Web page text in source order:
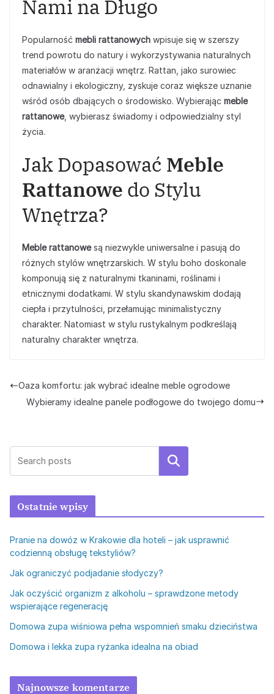
Nami na Długo
Popularność mebli rattanowych wpisuje się w szerszy
trend powrotu do natury i wykorzystywania naturalnych
materiałów w aranżacji wnętrz. Rattan, jako surowiec
odnawialny i ekologiczny, zyskuje coraz większe uznanie
wśród osób dbających o środowisko. Wybierając meble
rattanowe, wybierasz świadomy i odpowiedzialny styl
życia.
Jak Dopasować Meble
Rattanowe do Stylu
Wnętrza?
Meble rattanowesą niezwykle uniwersalne i pasują do
różnych stylów wnętrzarskich. W stylu boho doskonale
komponują się z naturalnymi tkaninami, roślinami i
etnicznymi dodatkami. W stylu skandynawskim dodają
ciepła i przytulności, przełamując minimalistyczny
charakter. Natomiast w stylu rustykalnym podkreślają
naturalny charakter wnętrza.
Oaza komfortu: jak wybrać idealne meble ogrodowe
Wybieramy idealne panele podłogowe do twojego domu
Szukaj
Ostatnie wpisy
Pranie na dowóz w Krakowie dla hoteli – jak usprawnić
codzienną obsługę tekstyliów?
Jak ograniczyć podjadanie słodyczy?
Jak oczyścić organizm z alkoholu – sprawdzone metody
wspierające regenerację
Domowa zupa wiśniowa pełna wspomnień smaku dzieciństwa
Domowa i lekka zupa ryżanka idealna na obiad
Najnowsze komentarze